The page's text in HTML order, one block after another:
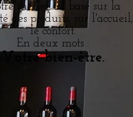
métier est basé sur la
des produits, sur l'accueil,
le confort.
En deux mots :
Votre bien-être.